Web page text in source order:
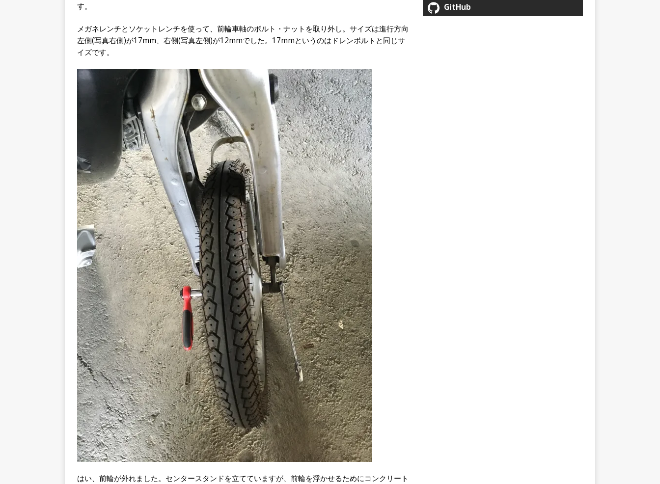
す。
メガネレンチとソケットレンチを使って、前輪車軸のボルト・ナットを取り外し。サイズは進行方向
左側(写真右側)が17mm、右側(写真左側)が12mmでした。17mmというのはドレンボルトと同じサ
イズです。
はい、前輪が外れました。センタースタンドを立てていますが、前輪を浮かせるためにコンクリート
GitHub